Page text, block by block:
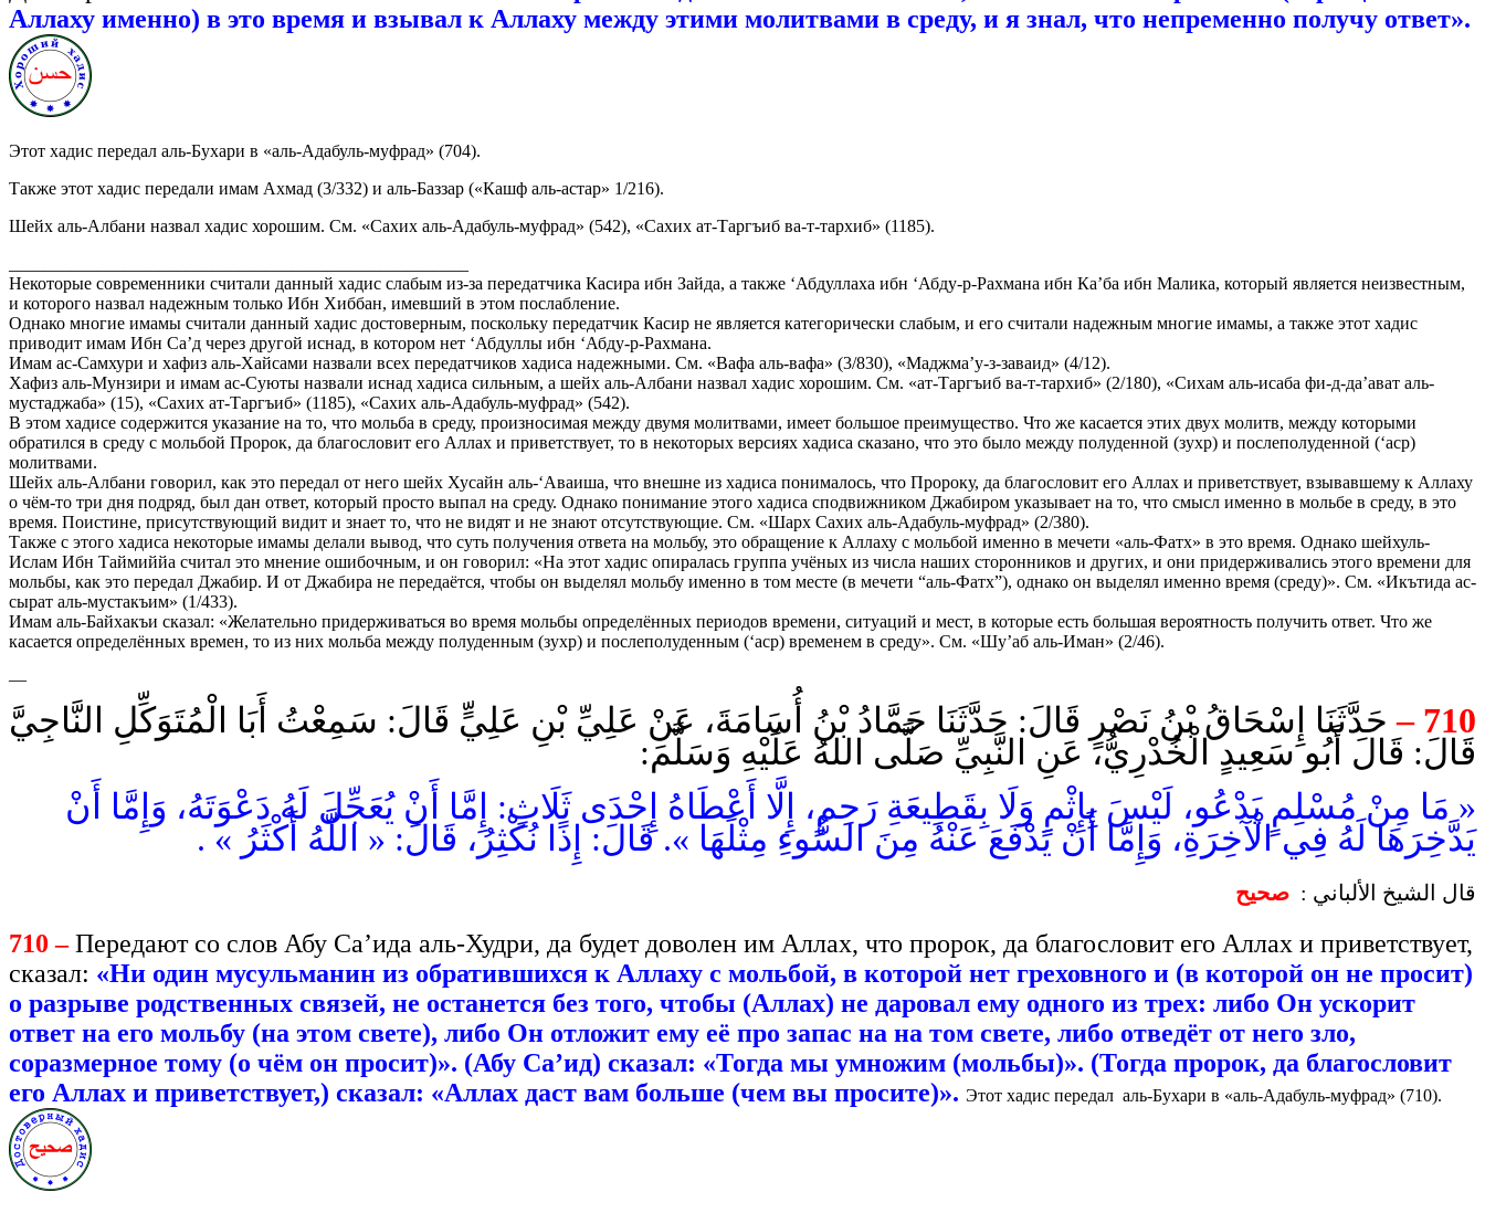
Аллаху именно) в это время и взывал к Аллаху между этими молитвами в среду, и я знал, что непременно получу ответ».
Этот хадис передал аль-Бухари в «аль-Адабуль-муфрад» (704).
Также этот хадис передали имам Ахмад (3/332) и аль-Баззар («Кашф аль-астар» 1/216).
Шейх аль-Албани назвал хадис хорошим. См. «Сахих аль-Адабуль-муфрад» (542), «Сахих ат-Таргъиб ва-т-тархиб» (1185).
Некоторые современники считали данный хадис слабым из-за передатчика Касира ибн Зайда, а также ‘Абдуллаха ибн ‘Абду-р-Рахмана ибн Ка’ба ибн Малика, который является неизвестным,
и которого назвал надежным только Ибн Хиббан, имевший в этом послабление.
Однако многие имамы считали данный хадис достоверным, поскольку передатчик Касир не является категорически слабым, и его считали надежным многие имамы, а также этот хадис
приводит имам Ибн Са’д через другой иснад, в котором нет ‘Абдуллы ибн ‘Абду-р-Рахмана.
Имам ас-Самхури и хафиз аль-Хайсами назвали всех передатчиков хадиса надежными. См. «Вафа аль-вафа» (3/830), «Маджма’у-з-заваид» (4/12).
Хафиз аль-Мунзири и имам ас-Суюты назвали иснад хадиса сильным, а шейх аль-Албани назвал хадис хорошим. См. «ат-Таргъиб ва-т-тархиб» (2/180), «Сихам аль-исаба фи-д-да’ават аль-
мустаджаба» (15), «Сахих ат-Таргъиб» (1185), «Сахих аль-Адабуль-муфрад» (542).
В этом хадисе содержится указание на то, что мольба в среду, произносимая между двумя молитвами, имеет большое преимущество. Что же касается этих двух молитв, между которыми
обратился в среду с мольбой Пророк, да благословит его Аллах и приветствует, то в некоторых версиях хадиса сказано, что это было между полуденной (зухр) и послеполуденной (‘аср)
молитвами.
Шейх аль-Албани говорил, как это передал от него шейх Хусайн аль-‘Аваиша, что внешне из хадиса понималось, что Пророку, да благословит его Аллах и приветствует, взывавшему к Аллаху
о чём-то три дня подряд, был дан ответ, который просто выпал на среду. Однако понимание этого хадиса сподвижником Джабиром указывает на то, что смысл именно в мольбе в среду, в это
время. Поистине, присутствующий видит и знает то, что не видят и не знают отсутствующие. См. «Шарх Сахих аль-Адабуль-муфрад» (2/380).
Также с этого хадиса некоторые имамы делали вывод, что суть получения ответа на мольбу, это обращение к Аллаху с мольбой именно в мечети «аль-Фатх» в это время. Однако шейхуль-
Ислам Ибн Таймиййа считал это мнение ошибочным, и он говорил: «На этот хадис опиралась группа учёных из числа наших сторонников и других, и они придерживались этого времени для
мольбы, как это передал Джабир. И от Джабира не передаётся, чтобы он выделял мольбу именно в том месте (в мечети “аль-Фатх”), однако он выделял именно время (среду)». См. «Икътида ас-
сырат аль-мустакъим» (1/433).
Имам аль-Байхакъи сказал: «Желательно придерживаться во время мольбы определённых периодов времени, ситуаций и мест, в которые есть большая вероятность получить ответ. Что же
касается определённых времен, то из них мольба между полуденным (зухр) и послеполуденным (‘аср) временем в среду». См. «Шу’аб аль-Иман» (2/46).
—
710 –
حَدَّثَنَا إِسْحَاقُ بْنُ نَصْرٍ قَالَ: حَدَّثَنَا حَمَّادُ بْنُ أُسَامَةَ، عَنْ عَلِيِّ بْنِ عَلِيٍّ قَالَ: سَمِعْتُ أَبَا الْمُتَوَكِّلِ النَّاجِيَّ
قَالَ: قَالَ أَبُو سَعِيدٍ الْخُدْرِيُّ، عَنِ النَّبِيِّ صَلَّى اللهُ عَلَيْهِ وَسَلَّمَ:
« مَا مِنْ مُسْلِمٍ يَدْعُو، لَيْسَ بِإِثْمٍ وَلَا بِقَطِيعَةِ رَحِمٍ، إِلَّا أَعْطَاهُ إِحْدَى ثَلَاثٍ: إِمَّا أَنْ يُعَجِّلَ لَهُ دَعْوَتَهُ، وَإِمَّا أَنْ
يَدَّخِرَهَا لَهُ فِي الْآخِرَةِ، وَإِمَّا أَنْ يَدْفَعَ عَنْهُ مِنَ السُّوءِ مِثْلَهَا ». قَالَ: إِذًا نُكْثِرُ، قَالَ: « اللَّهُ أَكْثَرُ » .
قال الشيخ الألباني : صحيح
710 – Передают со слов Абу Са’ида аль-Худри, да будет доволен им Аллах, что пророк, да благословит его Аллах и приветствует,
сказал: «Ни один мусульманин из обратившихся к Аллаху с мольбой, в которой нет греховного и (в которой он не просит)
о разрыве родственных связей, не останется без того, чтобы (Аллах) не даровал ему одного из трех: либо Он ускорит
ответ на его мольбу (на этом свете), либо Он отложит ему её про запас на на том свете, либо отведёт от него зло,
соразмерное тому (о чём он просит)». (Абу Са’ид) сказал: «Тогда мы умножим (мольбы)». (Тогда пророк, да благословит
его Аллах и приветствует,) сказал: «Аллах даст вам больше (чем вы просите)». Этот хадис передал аль-Бухари в «аль-Адабуль-муфрад» (710).